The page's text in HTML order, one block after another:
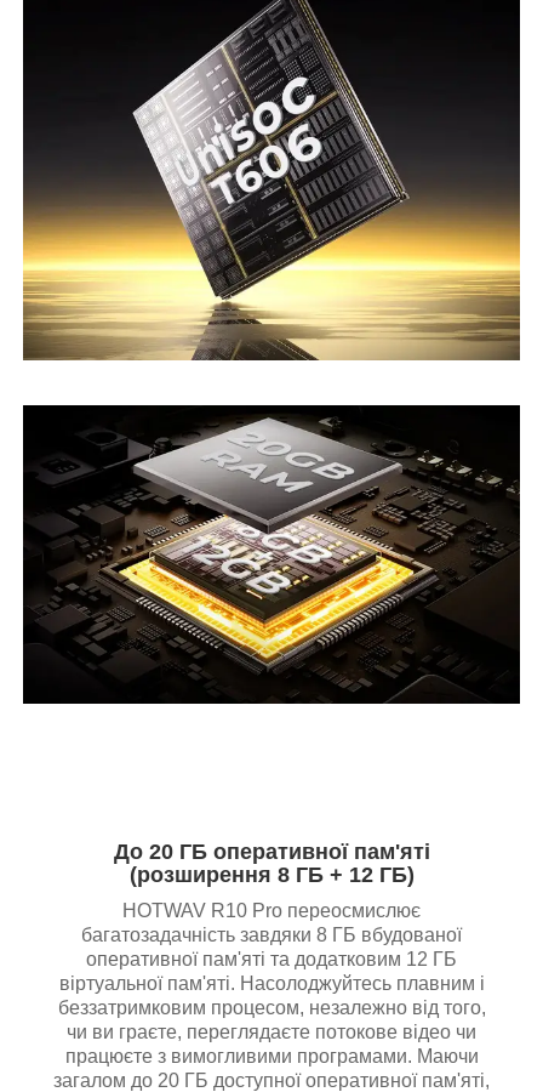
До 20 ГБ оперативної пам'яті
(розширення 8 ГБ + 12 ГБ)
HOTWAV R10 Pro переосмислює
багатозадачність завдяки 8 ГБ вбудованої
оперативної пам'яті та додатковим 12 ГБ
віртуальної пам'яті. Насолоджуйтесь плавним і
беззатримковим процесом, незалежно від того,
чи ви граєте, переглядаєте потокове відео чи
працюєте з вимогливими програмами. Маючи
загалом до 20 ГБ доступної оперативної пам'яті,